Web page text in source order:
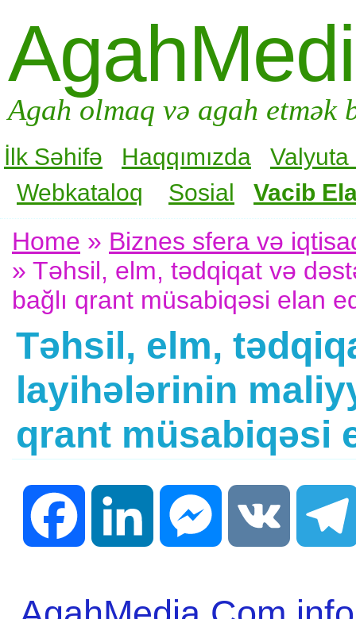
Agah olmaq və agah
İlk Səhifə Haqqımızda
Valyuta
Webkataloq
Sosial Vacib
Home » Biznes sfera və
» Təhsil, elm, tədqiqat və
bağlı qrant müsabiqəsi elan
Təhsil, elm,
layihələrinin
qrant müsabiqəsi
Facebook LinkedIn Messenger VK